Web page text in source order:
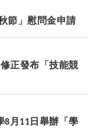
節」慰問金申請
正發布「技能競
8 月 11 日舉辦「學